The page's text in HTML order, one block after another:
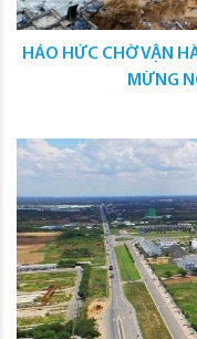
HÁO HỨC CHỜ VẬN
MỪNG